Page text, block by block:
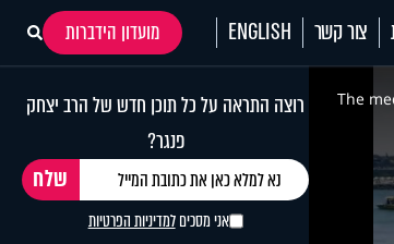
צור קשר ENGLISH
מועדון הידברות
This
modalThe
רוצה התראה על כל תוכן חדש של הרב יצחק
פנגר?
אני מסכיםלמדיניות הפרטיות